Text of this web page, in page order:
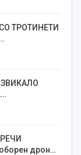
ТРОТИНЕТИ
дрон…